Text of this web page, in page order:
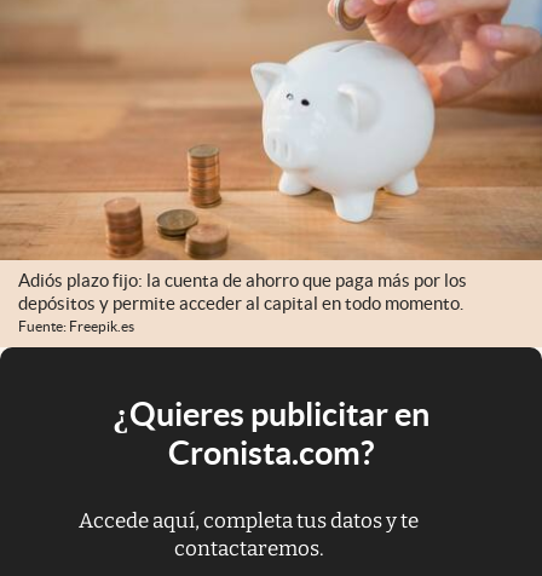
Adiós plazo fijo: la cuenta de ahorro que paga más por los
depósitos y permite acceder al capital en todo momento.
Fuente: Freepik.es
¿Quieres publicitar en
Cronista.com?
Accede aquí, completa tus datos y te
contactaremos.